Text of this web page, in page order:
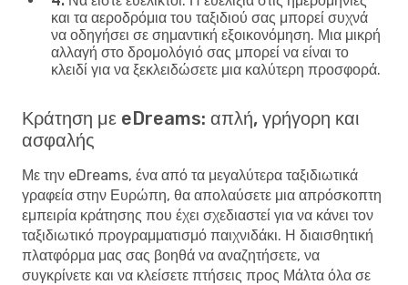
και τα αεροδρόμια του ταξιδιού σας μπορεί συχνά
να οδηγήσει σε σημαντική εξοικονόμηση. Μια μικρή
αλλαγή στο δρομολόγιό σας μπορεί να είναι το
κλειδί για να ξεκλειδώσετε μια καλύτερη προσφορά.
Κράτηση με eDreams: απλή, γρήγορη και
ασφαλής
Με την eDreams, ένα από τα μεγαλύτερα ταξιδιωτικά
γραφεία στην Ευρώπη, θα απολαύσετε μια απρόσκοπτη
εμπειρία κράτησης που έχει σχεδιαστεί για να κάνει τον
ταξιδιωτικό προγραμματισμό παιχνιδάκι. Η διαισθητική
πλατφόρμα μας σας βοηθά να αναζητήσετε, να
συγκρίνετε και να κλείσετε πτήσεις προς Μάλτα όλα σε